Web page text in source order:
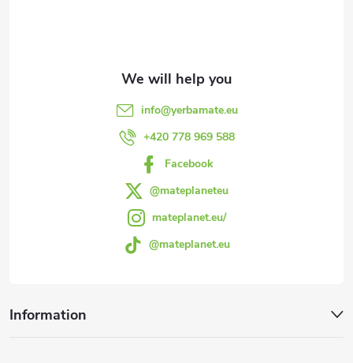
info@yerbamate.eu
+420 778 969 588
Facebook
@mateplaneteu
mateplanet.eu/
@mateplanet.eu
Information